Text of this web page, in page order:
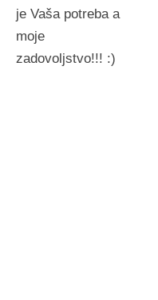
je Vaša potreba a
moje
zadovoljstvo!!! :)